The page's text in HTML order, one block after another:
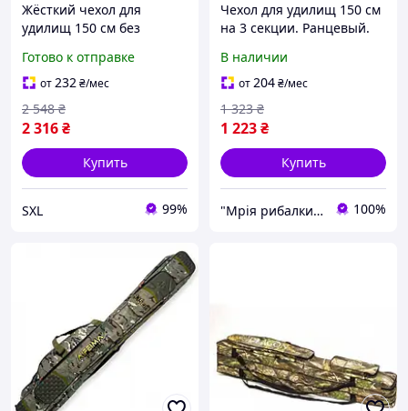
Жёсткий чехол для
удилищ 150 см без
карманом Оксфорд Д600
для транспортировки и
хранения
Готово к отправке
от232₴/мес
2 316₴
2 548 ₴
Купить
SXL 99%
Чехол для удилищ 150 см
на 3 секции. Ранцевый.
В наличии
от204₴/мес
1 223₴
1 323 ₴
Купить
"Мрія рибалки" Магазин рибальських снастей 100%